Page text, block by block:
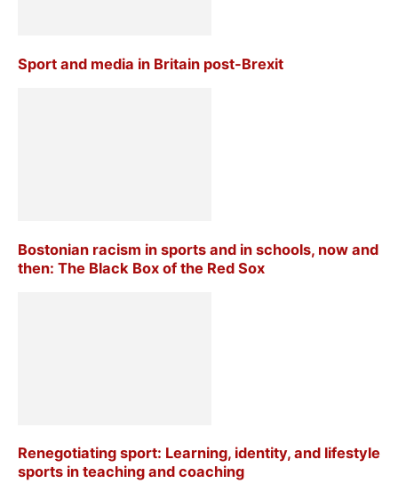
Sport and media in Britain post-Brexit
Bostonian racism in sports and in schools, now and
then: The Black Box of the Red Sox
Renegotiating sport: Learning, identity, and lifestyle
sports in teaching and coaching